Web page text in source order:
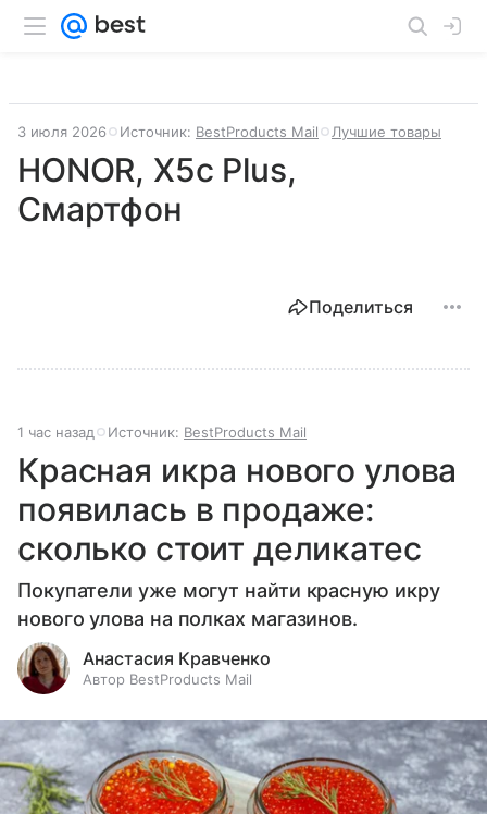
3 июля 2026 Источник: BestProducts Mail Лучшие товары
HONOR, X5c Plus,
Смартфон
Поделиться
1 час назад Источник: BestProducts Mail
Красная икра нового улова
появилась в продаже:
сколько стоит деликатес
Покупатели уже могут найти красную икру
нового улова на полках магазинов.
Анастасия Кравченко
Автор BestProducts Mail